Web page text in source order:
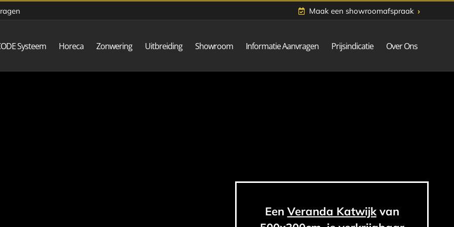
Maak een showroomafspraak ›
Systeem Horeca Zonwering Uitbreiding Showroom Informatie Aanvragen Prijsindicatie Over Ons
Een Veranda Katwijkvan